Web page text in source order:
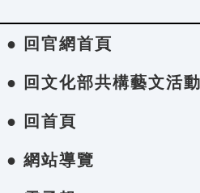
● 回官網首頁
● 回文化部共構藝文活
● 回首頁
● 網站導覽